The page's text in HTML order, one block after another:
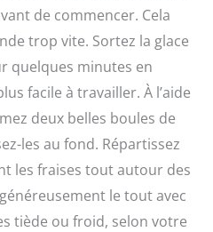
de commencer. Cela
trop vite. Sortez la glace
quelques minutes en
facile à travailler. À l’aide
deux belles boules de
les au fond. Répartissez
les fraises tout autour des
le tout avec
tiède ou froid, selon votre